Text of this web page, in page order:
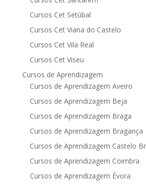
Cursos Cet Setúbal
Cursos Cet Viana do Castelo
Cursos Cet Vila Real
Cursos Cet Viseu
Cursos de Aprendizagem
Cursos de Aprendizagem Aveiro
Cursos de Aprendizagem Beja
Cursos de Aprendizagem Braga
Cursos de Aprendizagem Bragança
Cursos de Aprendizagem Castelo
Cursos de Aprendizagem Coimbra
Cursos de Aprendizagem Évora